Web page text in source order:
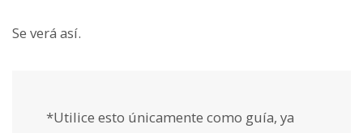
Se verá así.
*Utilice esto únicamente como guía, ya